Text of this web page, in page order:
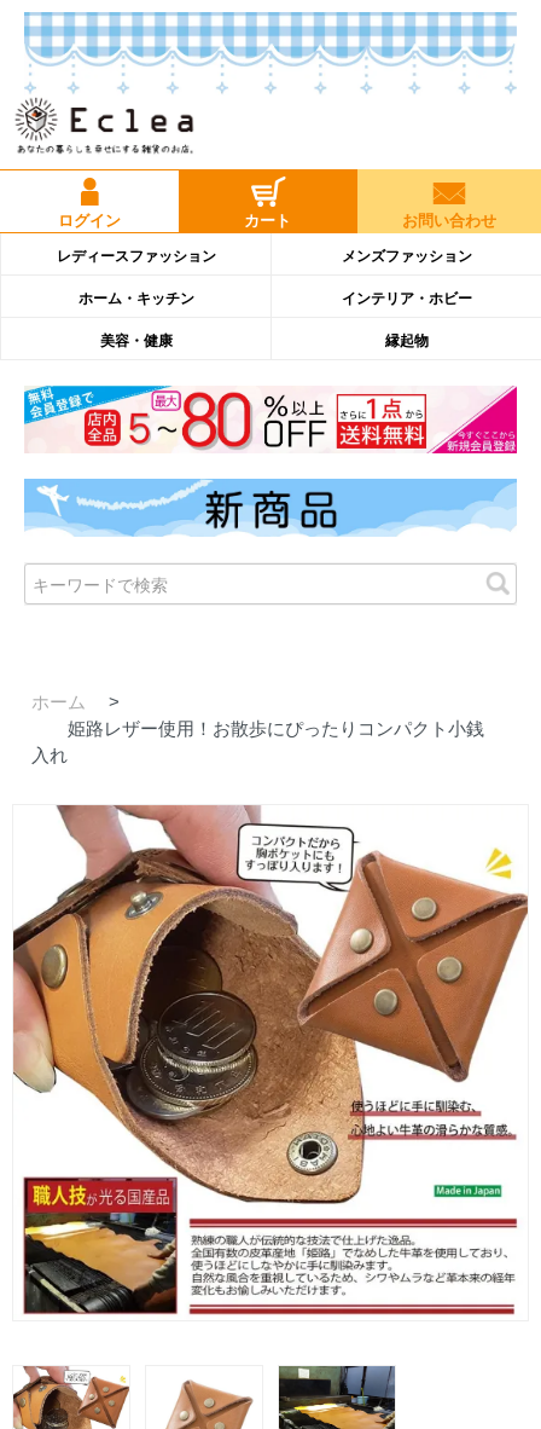
ログイン カート お問い合わせ
レディースファッション メンズファッション
ホーム・キッチン インテリア・ホビー
美容・健康 縁起物
ホーム
>
姫路レザー使用！お散歩にぴったりコンパクト小銭
入れ